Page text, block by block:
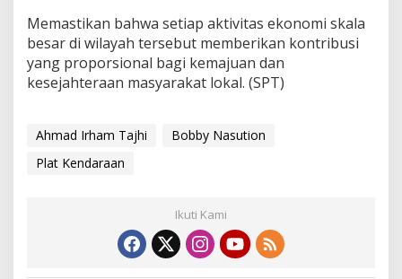
Memastikan bahwa setiap aktivitas ekonomi skala
besar di wilayah tersebut memberikan kontribusi
yang proporsional bagi kemajuan dan
kesejahteraan masyarakat lokal. (SPT)
Ahmad Irham Tajhi
Bobby Nasution
Plat Kendaraan
Ikuti Kami